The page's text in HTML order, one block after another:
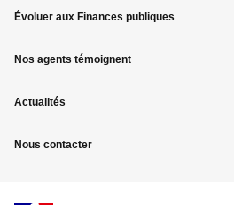
page
Évoluer aux Finances publiques
Nos agents témoignent
Actualités
Nous contacter